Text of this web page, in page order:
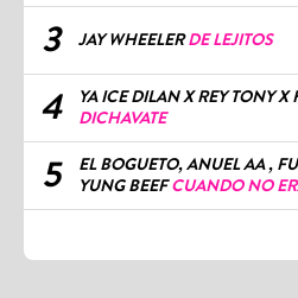
3 JAY WHEELERDE LEJITOS
4
YA ICE DILAN X REY TONY
DICHAVATE
5
EL BOGUETO, ANUEL AA ,
YUNG BEEFCUANDO NO